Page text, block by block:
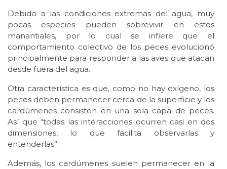
Debido a las condiciones extremas del agua, muy
pocas especies pueden sobrevivir en estos
manantiales, por lo cual se infiere que el
comportamiento colectivo de los peces evolucionó
principalmente para responder a las aves que atacan
desde fuera del agua.
Otra característica es que, como no hay oxígeno, los
peces deben permanecer cerca de la superficie y los
cardúmenes consisten en una sola capa de peces.
Así que “todas las interacciones ocurren casi en dos
dimensiones, lo que facilita observarlas y
entenderlas”.
Además, los cardúmenes suelen permanecer en la